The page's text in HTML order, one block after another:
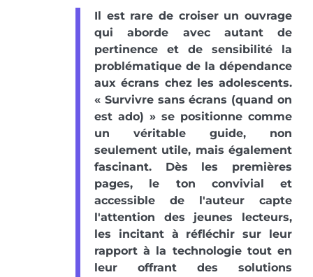
Il est rare de croiser un ouvrage
qui aborde avec autant de
pertinence et de sensibilité la
problématique de la dépendance
aux écrans chez les adolescents.
« Survivre sans écrans (quand on
est ado) » se positionne comme
un véritable guide, non
seulement utile, mais également
fascinant. Dès les premières
pages, le ton convivial et
accessible de l'auteur capte
l'attention des jeunes lecteurs,
les incitant à réfléchir sur leur
rapport à la technologie tout en
leur offrant des solutions